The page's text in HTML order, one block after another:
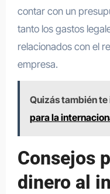
contar con un
tanto los gastos
relacionados con el
empresa.
Quizás también
para la
Consejos
dinero al